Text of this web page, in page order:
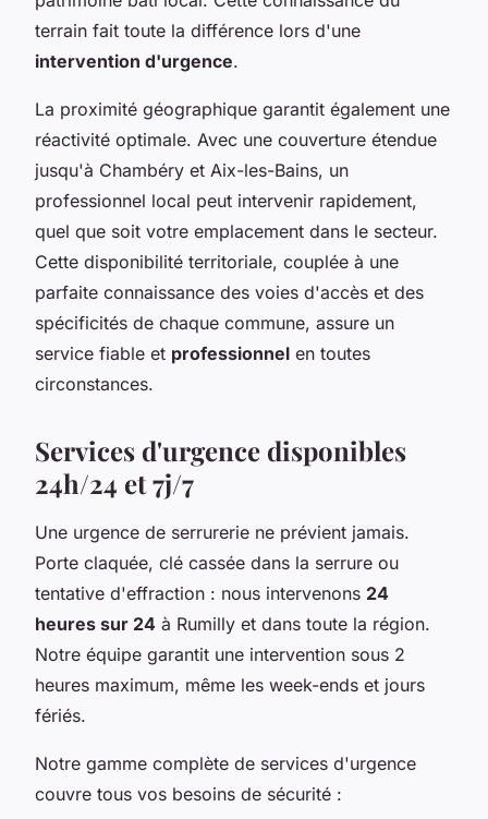
terrain fait toute la différence lors d'une
intervention d'urgence.
La proximité géographique garantit également une
réactivité optimale. Avec une couverture étendue
jusqu'à Chambéry et Aix-les-Bains, un
professionnel local peut intervenir rapidement,
quel que soit votre emplacement dans le secteur.
Cette disponibilité territoriale, couplée à une
parfaite connaissance des voies d'accès et des
spécificités de chaque commune, assure un
service fiable et professionnel en toutes
circonstances.
Services d'urgence disponibles
24h/24 et 7j/7
Une urgence de serrurerie ne prévient jamais.
Porte claquée, clé cassée dans la serrure ou
tentative d'effraction : nous intervenons 24
heures sur 24 à Rumilly et dans toute la région.
Notre équipe garantit une intervention sous 2
heures maximum, même les week-ends et jours
fériés.
Notre gamme complète de services d'urgence
couvre tous vos besoins de sécurité :